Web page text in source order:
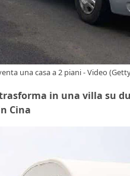
una casa a 2 piani - Video
in una villa su
Cina